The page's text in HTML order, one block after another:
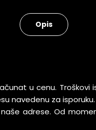
Opis
u cenu.
navedenu za
adrese. Od